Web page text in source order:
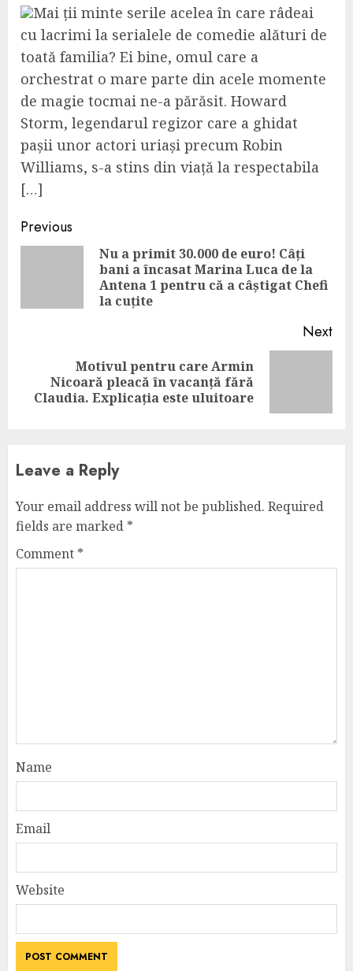
Mai ții minte serile acelea în care râdeai
cu lacrimi la serialele de comedie alături de
toată familia? Ei bine, omul care a
orchestrat o mare parte din acele momente
de magie tocmai ne-a părăsit. Howard
Storm, legendarul regizor care a ghidat
pașii unor actori uriași precum Robin
Williams, s-a stins din viață la respectabila
[…]
Continue
Reading
Previous
Nu a primit 30.000 de euro! Câți
bani a încasat Marina Luca de la
Antena 1 pentru că a câștigat Chefi
la cuțite
Next
Next
post:
Motivul pentru care Armin
Nicoară pleacă în vacanță fără
Claudia. Explicația este uluitoare
Leave a Reply
Your email address will not be published. Required
fields are marked *
Comment *
Name
Email
Website